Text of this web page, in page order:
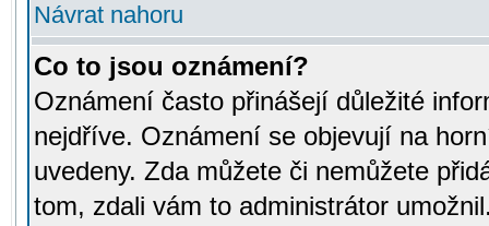
Návrat nahoru
Co to jsou oznámení?
Oznámení často přinášejí důležité
nejdříve. Oznámení se objevují na
uvedeny. Zda můžete či nemůžete
tom, zdali vám to administrátor